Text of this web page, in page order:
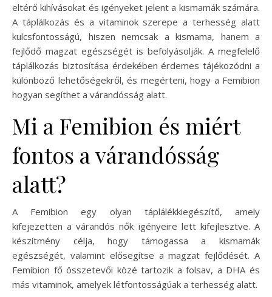
eltérő kihívásokat és igényeket jelent a kismamák számára.
A táplálkozás és a vitaminok szerepe a terhesség alatt
kulcsfontosságú, hiszen nemcsak a kismama, hanem a
fejlődő magzat egészségét is befolyásolják. A megfelelő
táplálkozás biztosítása érdekében érdemes tájékozódni a
különböző lehetőségekről, és megérteni, hogy a Femibion
hogyan segíthet a várandósság alatt.
Mi a Femibion és miért
fontos a várandósság
alatt?
A Femibion egy olyan táplálékkiegészítő, amely
kifejezetten a várandós nők igényeire lett kifejlesztve. A
készítmény célja, hogy támogassa a kismamák
egészségét, valamint elősegítse a magzat fejlődését. A
Femibion fő összetevői közé tartozik a folsav, a DHA és
más vitaminok, amelyek létfontosságúak a terhesség alatt.